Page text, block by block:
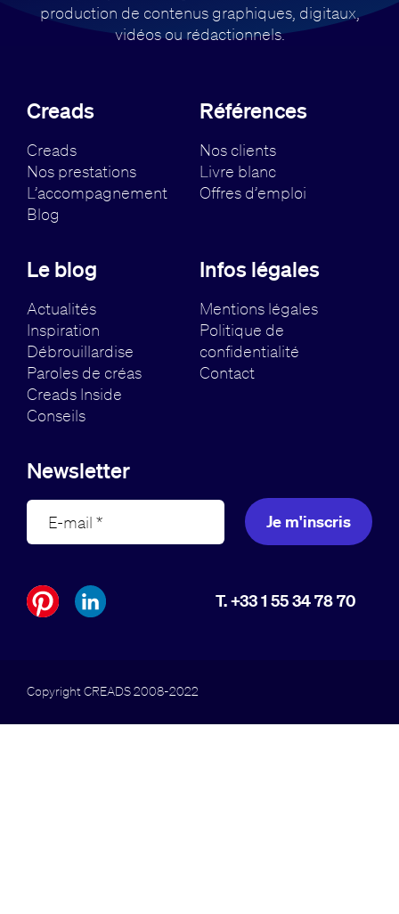
production de contenus graphiques, digitaux,
vidéos ou rédactionnels.
Creads
Creads
Nos prestations
L’accompagnement
Blog
Références
Nos clients
Livre blanc
Offres d’emploi
Le blog
Actualités
Inspiration
Débrouillardise
Paroles de créas
Creads Inside
Conseils
Infos légales
Mentions légales
Politique de
confidentialité
Contact
Newsletter
Je m'inscris
T. +33 1 55 34 78 70
Copyright CREADS 2008-2022